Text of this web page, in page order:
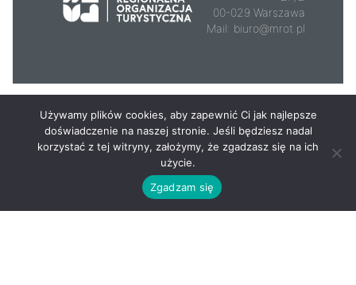
00-029 Warszawa
Mail: biuro@mrot.pl
Używamy plików cookies, aby zapewnić Ci jak najlepsze
doświadczenie na naszej stronie. Jeśli będziesz nadal
korzystać z tej witryny, założymy, że zgadzasz się na ich
użycie.
Zgadzam się